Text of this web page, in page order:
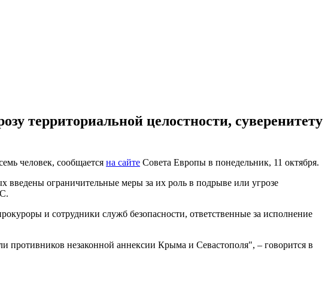
территориальной целостности, суверенитету
человек, сообщается на сайте Совета Европы в понедельник, 11 октября.
введены ограничительные меры за их роль в подрыве или угрозе
и сотрудники служб безопасности, ответственные за исполнение
незаконной аннексии Крыма и Севастополя", – говорится в